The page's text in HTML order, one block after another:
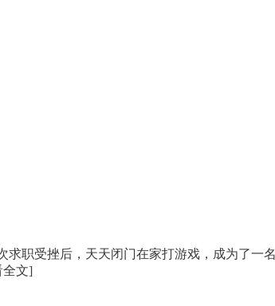
职受挫后，天天闭门在家打游戏，成为了一
全文]